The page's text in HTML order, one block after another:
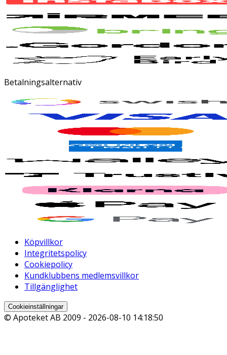
Betalningsalternativ
Köpvillkor
Integritetspolicy
Cookiepolicy
Kundklubbens medlemsvillkor
Tillgänglighet
Cookieinställningar
© Apoteket AB 2009 - 2026-08-10 14:18:50